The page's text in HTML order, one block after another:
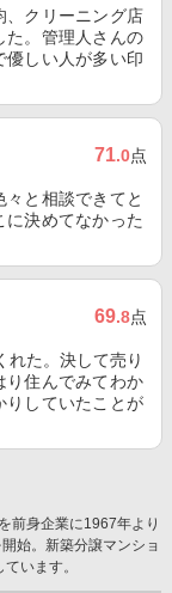
、クリーニング店
た。管理人さんの
優しい人が多い印
71.0点
と相談できてと
決めてなかった
69.8点
れた。決して売り
り住んでみてわか
りしていたことが
前身企業に1967年より
始。新築分譲マンショ
います。